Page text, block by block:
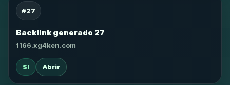
#27
Backlink generado 27
1166.xg4ken.com
SI Abrir